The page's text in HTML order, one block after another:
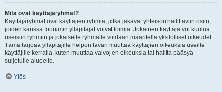
Mitä ovat käyttäjäryhmät?
Käyttäjäryhmät ovat käyttäjien ryhmiä, jotka jakavat yhteisön hallittaviin osiin,
joiden kanssa foorumin ylläpitäjät voivat toimia. Jokainen käyttäjä voi kuulua
useisiin ryhmiin ja jokaiselle ryhmälle voidaan määritellä yksilölliset oikeudet.
Tämä tarjoaa ylläpitäjille helpon tavan muuttaa käyttäjien oikeuksia useille
käyttäjille kerralla, kuten muuttaa valvojien oikeuksia tai hallita pääsyä
suljetulle alueelle.
Ylös